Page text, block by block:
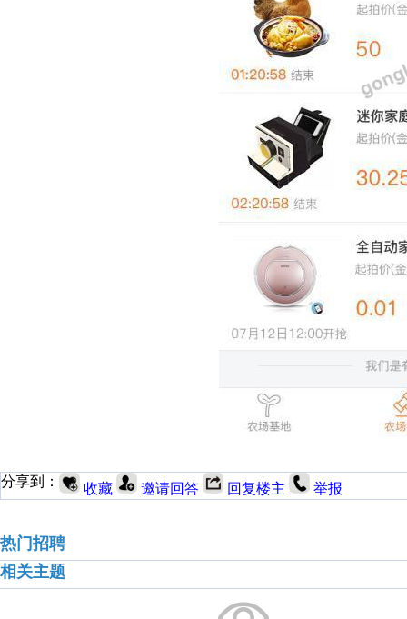
分享到： 收藏 邀请回答 回复楼主 举报
热门招聘
相关主题